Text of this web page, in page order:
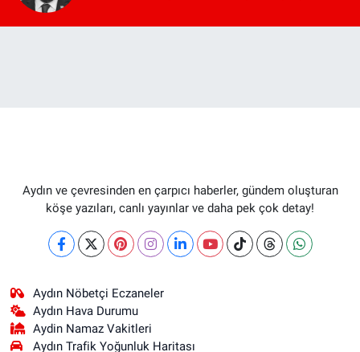
Aydın ve çevresinden en çarpıcı haberler, gündem oluşturan
köşe yazıları, canlı yayınlar ve daha pek çok detay!
Aydın Nöbetçi Eczaneler
Aydın Hava Durumu
Aydin Namaz Vakitleri
Aydın Trafik Yoğunluk Haritası